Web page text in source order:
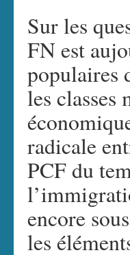
Sur les
FN est
populaires
les classes
radicale
PCF du
encore
les